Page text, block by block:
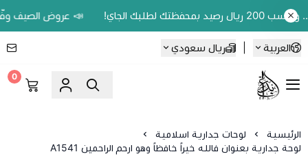
📣 عروض الصيف وفّر 20% على اللوحات الحين.. واكسب 200 ريال رصيد بمحفظتك لطلبك الجاي!
العربية ريال سعودي
Ebbdaa art
0
الرئيسية
لوحات جدارية اسلامية
لوحة جدارية بعنوان فالله خيراً خافظاً وهو ارحم الراحمين A1541